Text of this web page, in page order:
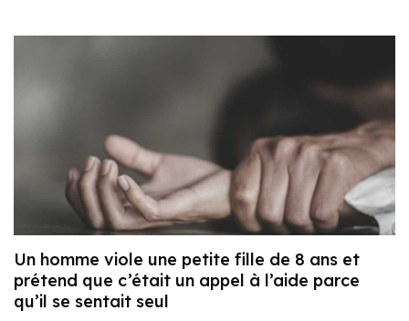
Un homme viole une petite fille de 8 ans et
prétend que c’était un appel à l’aide parce
qu’il se sentait seul